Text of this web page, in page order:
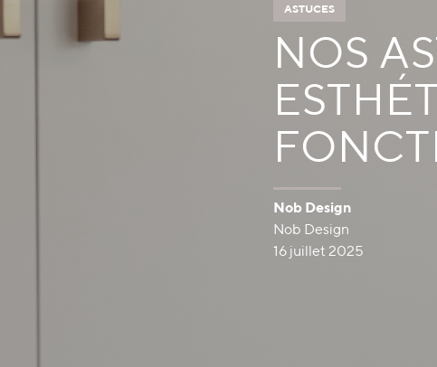
ASTUCES
NOS
Nob Design
Nob Design
16 juillet 2025